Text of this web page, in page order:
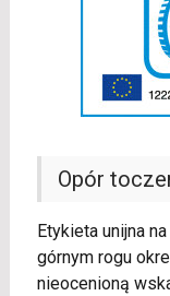
Opór
Etykieta unijna
górnym rogu
nieocenioną